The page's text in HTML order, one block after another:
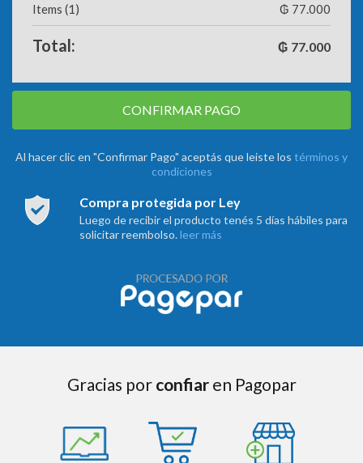
Items (1) ₲ 77.000
Total: ₲ 77.000
CONFIRMAR PAGO
Al hacer clic en "Confirmar Pago" aceptás que leiste los términos y
condiciones
Compra protegida por Ley
Luego de recibir el producto tenés 5 días hábiles para
solicitar reembolso. leer más
Gracias por confiaren Pagopar